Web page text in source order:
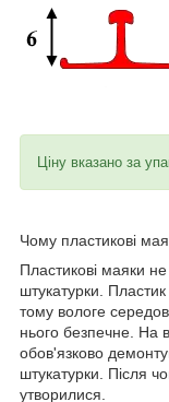
Ціну вказано за
Чому пластикові
Пластикові маяки
штукатурки. Пластик
тому вологе
нього безпечне. На
обов'язково
штукатурки. Після
утворилися.